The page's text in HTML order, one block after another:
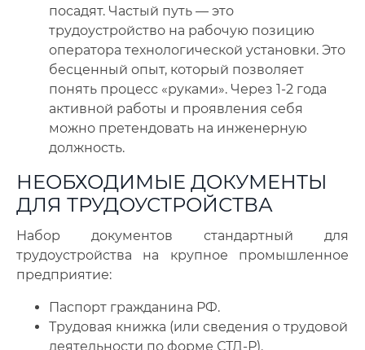
посадят. Частый путь — это
трудоустройство на рабочую позицию
оператора технологической установки. Это
бесценный опыт, который позволяет
понять процесс «руками». Через 1-2 года
активной работы и проявления себя
можно претендовать на инженерную
должность.
НЕОБХОДИМЫЕ ДОКУМЕНТЫ
ДЛЯ ТРУДОУСТРОЙСТВА
Набор документов стандартный для
трудоустройства на крупное промышленное
предприятие:
Паспорт гражданина РФ.
Трудовая книжка (или сведения о трудовой
деятельности по форме СТД-Р).